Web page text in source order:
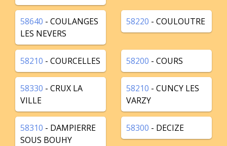
58640 - COULANGES
LES NEVERS
58220 - COULOUTRE
58210 - COURCELLES 58200 - COURS
58330 - CRUX LA
VILLE
58210 - CUNCY LES
VARZY
58310 - DAMPIERRE
SOUS BOUHY
58300 - DECIZE